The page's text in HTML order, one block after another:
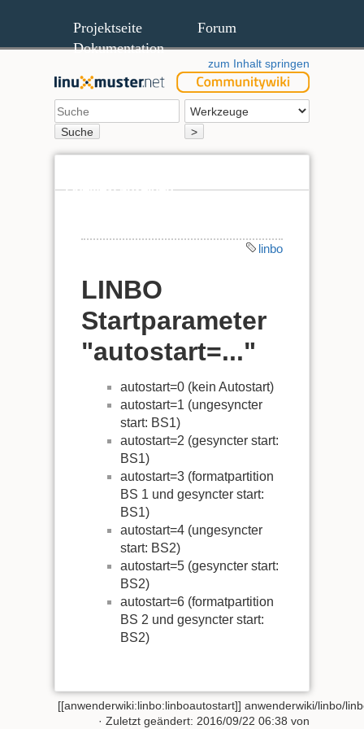
Projektseite
Forum
Dokumentation
zum Inhalt springen
Suche >
Quelltext anzeigen
linbo
LINBO
Startparameter
"autostart=..."
autostart=0 (kein Autostart)
autostart=1 (ungesyncter
start: BS1)
autostart=2 (gesyncter start:
BS1)
autostart=3 (formatpartition
BS 1 und gesyncter start:
BS1)
autostart=4 (ungesyncter
start: BS2)
autostart=5 (gesyncter start:
BS2)
autostart=6 (formatpartition
BS 2 und gesyncter start:
BS2)
[[anwenderwiki:linbo:linboautostart]]anwenderwiki/linbo/
· Zuletzt geändert: 2016/09/22 06:38 von